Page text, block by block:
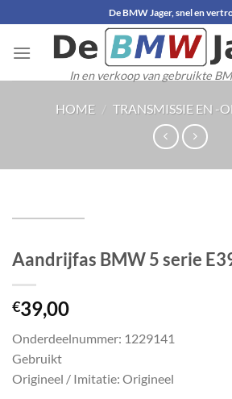
naar
inhoud
De BMW Jager, snel en
In en verkoop van gebruikte
HOME / TRANSMISSIE EN -
Aandrijfas BMW 5 serie
€39,00
Onderdeelnummer: 1229141
Gebruikt
Origineel / Imitatie: Origineel